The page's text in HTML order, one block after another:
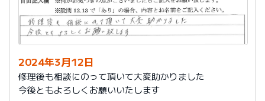
2024年3月12日
修理後も相談にのって頂いて大変助かりました
今後ともよろしくお願いいたします